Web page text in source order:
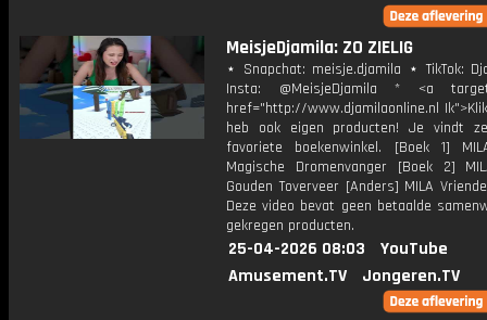
MeisjeDjamila: ZO ZIELIG
⋆ Snapchat: meisje.djamila ⋆ TikTok:
Insta: @MeisjeDjamila * <a
href="http://www.djamilaonline.nl
heb ook eigen producten! Je vindt
favoriete boekenwinkel. [Boek 1]
Magische Dromenvanger [Boek 2]
Gouden Toverveer [Anders] MILA
Deze video bevat geen betaalde
gekregen producten.
25-04-2026 08:03
YouTube
Amusement.TV
Jongeren.TV